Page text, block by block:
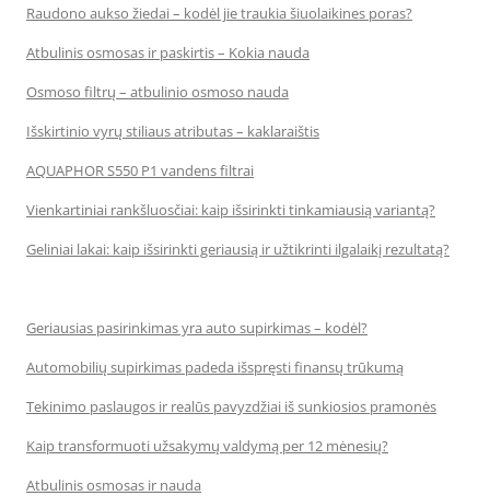
Raudono aukso žiedai – kodėl jie traukia šiuolaikines poras?
Atbulinis osmosas ir paskirtis – Kokia nauda
Osmoso filtrų – atbulinio osmoso nauda
Išskirtinio vyrų stiliaus atributas – kaklaraištis
AQUAPHOR S550 P1 vandens filtrai
Vienkartiniai rankšluosčiai: kaip išsirinkti tinkamiausią variantą?
Geliniai lakai: kaip išsirinkti geriausią ir užtikrinti ilgalaikį rezultatą?
Geriausias pasirinkimas yra auto supirkimas – kodėl?
Automobilių supirkimas padeda išspręsti finansų trūkumą
Tekinimo paslaugos ir realūs pavyzdžiai iš sunkiosios pramonės
Kaip transformuoti užsakymų valdymą per 12 mėnesių?
Atbulinis osmosas ir nauda